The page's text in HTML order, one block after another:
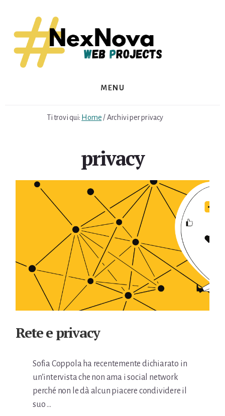
content
footer
MENU
Ti trovi qui: Home/Archivi per privacy
privacy
Rete e privacy
Sofia Coppola ha recentemente dichiarato in
un’intervista che non ama i social network
perché non le dà alcun piacere condividere il
suo …